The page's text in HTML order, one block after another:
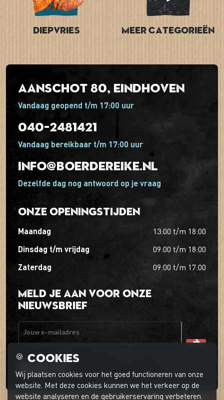
Diepvries Meer categorieën
Aanschot 80, Eindhoven
Vandaag geopend t/m 17:00 uur
040-2481421
Vandaag bereikbaar t/m 17:00 uur
info@boerdereike.nl
Dezelfde dag nog antwoord op je vraag
Onze openingstijden
maandag 13:00 t/m 18:00
dinsdag t/m vrijdag 09:00 t/m 18:00
zaterdag 09:00 t/m 17:00
Meld je aan voor onze
nieuwsbrief
🍪 Cookies
Wij plaatsen cookies voor het goed functioneren van onze
website. Met deze cookies kunnen we het verkeer op de
website analyseren en de gebruikerservaring verbeteren.